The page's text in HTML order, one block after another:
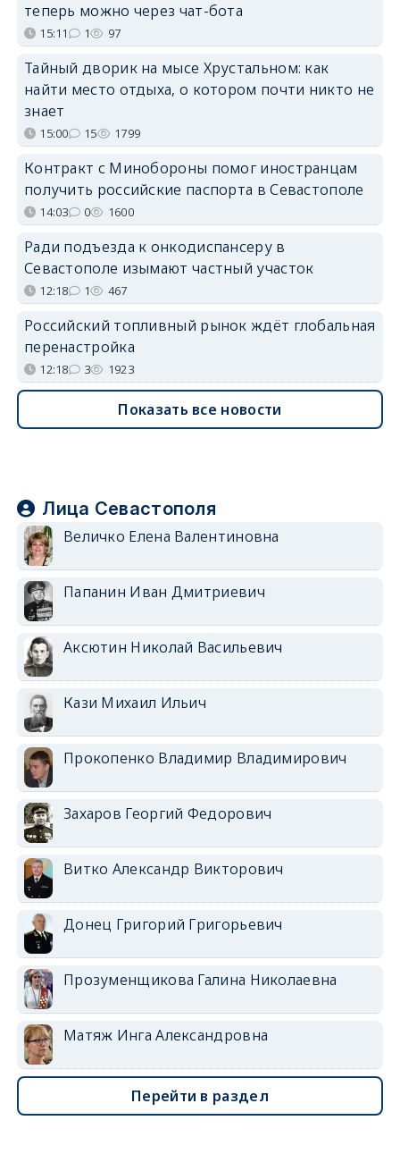
теперь можно через чат-бота
15:11 1 97
Тайный дворик на мысе Хрустальном: как
найти место отдыха, о котором почти никто не
знает
15:00 15 1799
Контракт с Минобороны помог иностранцам
получить российские паспорта в Севастополе
14:03 0 1600
Ради подъезда к онкодиспансеру в
Севастополе изымают частный участок
12:18 1 467
Российский топливный рынок ждёт глобальная
перенастройка
12:18 3 1923
Показать все новости
Лица Севастополя
Величко Елена Валентиновна
Папанин Иван Дмитриевич
Аксютин Николай Васильевич
Кази Михаил Ильич
Прокопенко Владимир Владимирович
Захаров Георгий Федорович
Витко Александр Викторович
Донец Григорий Григорьевич
Прозуменщикова Галина Николаевна
Матяж Инга Александровна
Перейти в раздел